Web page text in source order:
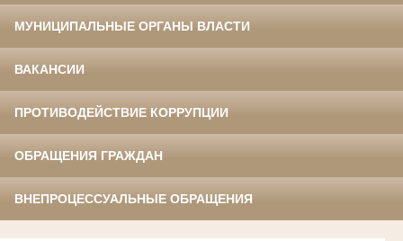
МУНИЦИПАЛЬНЫЕ ОРГАНЫ ВЛАСТИ
ВАКАНСИИ
ПРОТИВОДЕЙСТВИЕ КОРРУПЦИИ
ОБРАЩЕНИЯ ГРАЖДАН
ВНЕПРОЦЕССУАЛЬНЫЕ ОБРАЩЕНИЯ